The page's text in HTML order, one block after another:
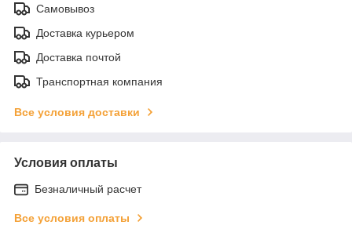
Самовывоз
Доставка курьером
Доставка почтой
Транспортная компания
Все условия доставки
Условия оплаты
Безналичный расчет
Все условия оплаты